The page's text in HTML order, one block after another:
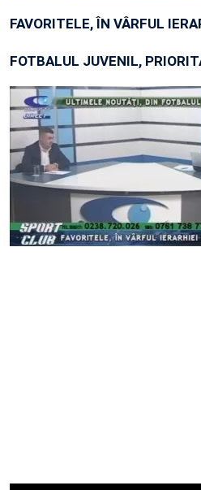
FAVORITELE, ÎN VÂRFUL
FOTBALUL JUVENIL,